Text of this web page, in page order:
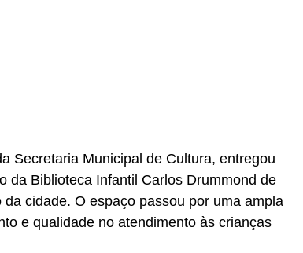
Secretaria Municipal de Cultura, entregou
da Biblioteca Infantil Carlos Drummond de
cidade. O espaço passou por uma ampla
e qualidade no atendimento às crianças